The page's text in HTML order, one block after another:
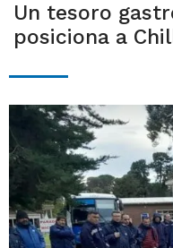
Un tesoro
posiciona a